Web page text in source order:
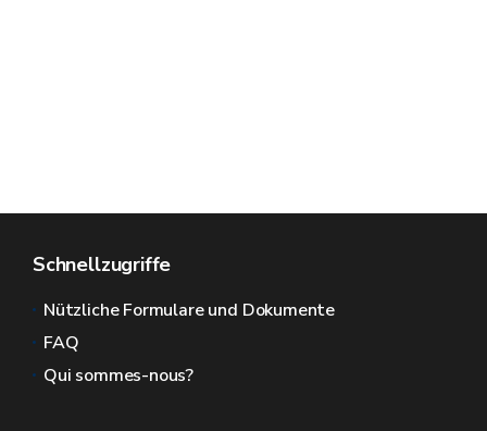
Schnellzugriffe
Nützliche Formulare und Dokumente
FAQ
Qui sommes-nous?